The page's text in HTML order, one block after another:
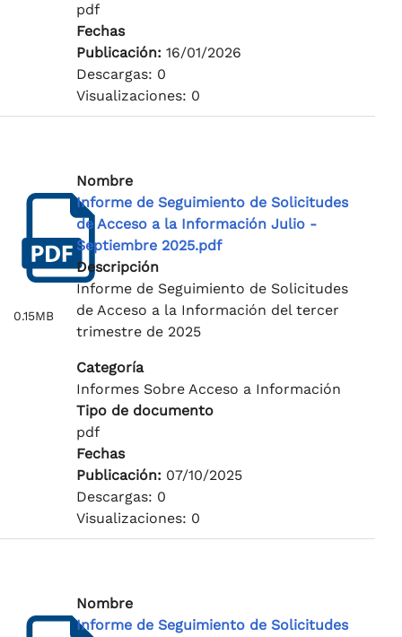
pdf
Fechas
Publicación: 16/01/2026
Descargas: 0
Visualizaciones: 0
0.15MB
Nombre
Informe de Seguimiento de Solicitudes
de Acceso a la Información Julio -
Septiembre 2025.pdf
Descripción
Informe de Seguimiento de Solicitudes
de Acceso a la Información del tercer
trimestre de 2025
Categoría
Informes Sobre Acceso a Información
Tipo de documento
pdf
Fechas
Publicación: 07/10/2025
Descargas: 0
Visualizaciones: 0
Nombre
Informe de Seguimiento de Solicitudes